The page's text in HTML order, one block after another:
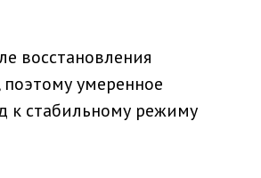
восстановления
умеренное
к стабильному режиму